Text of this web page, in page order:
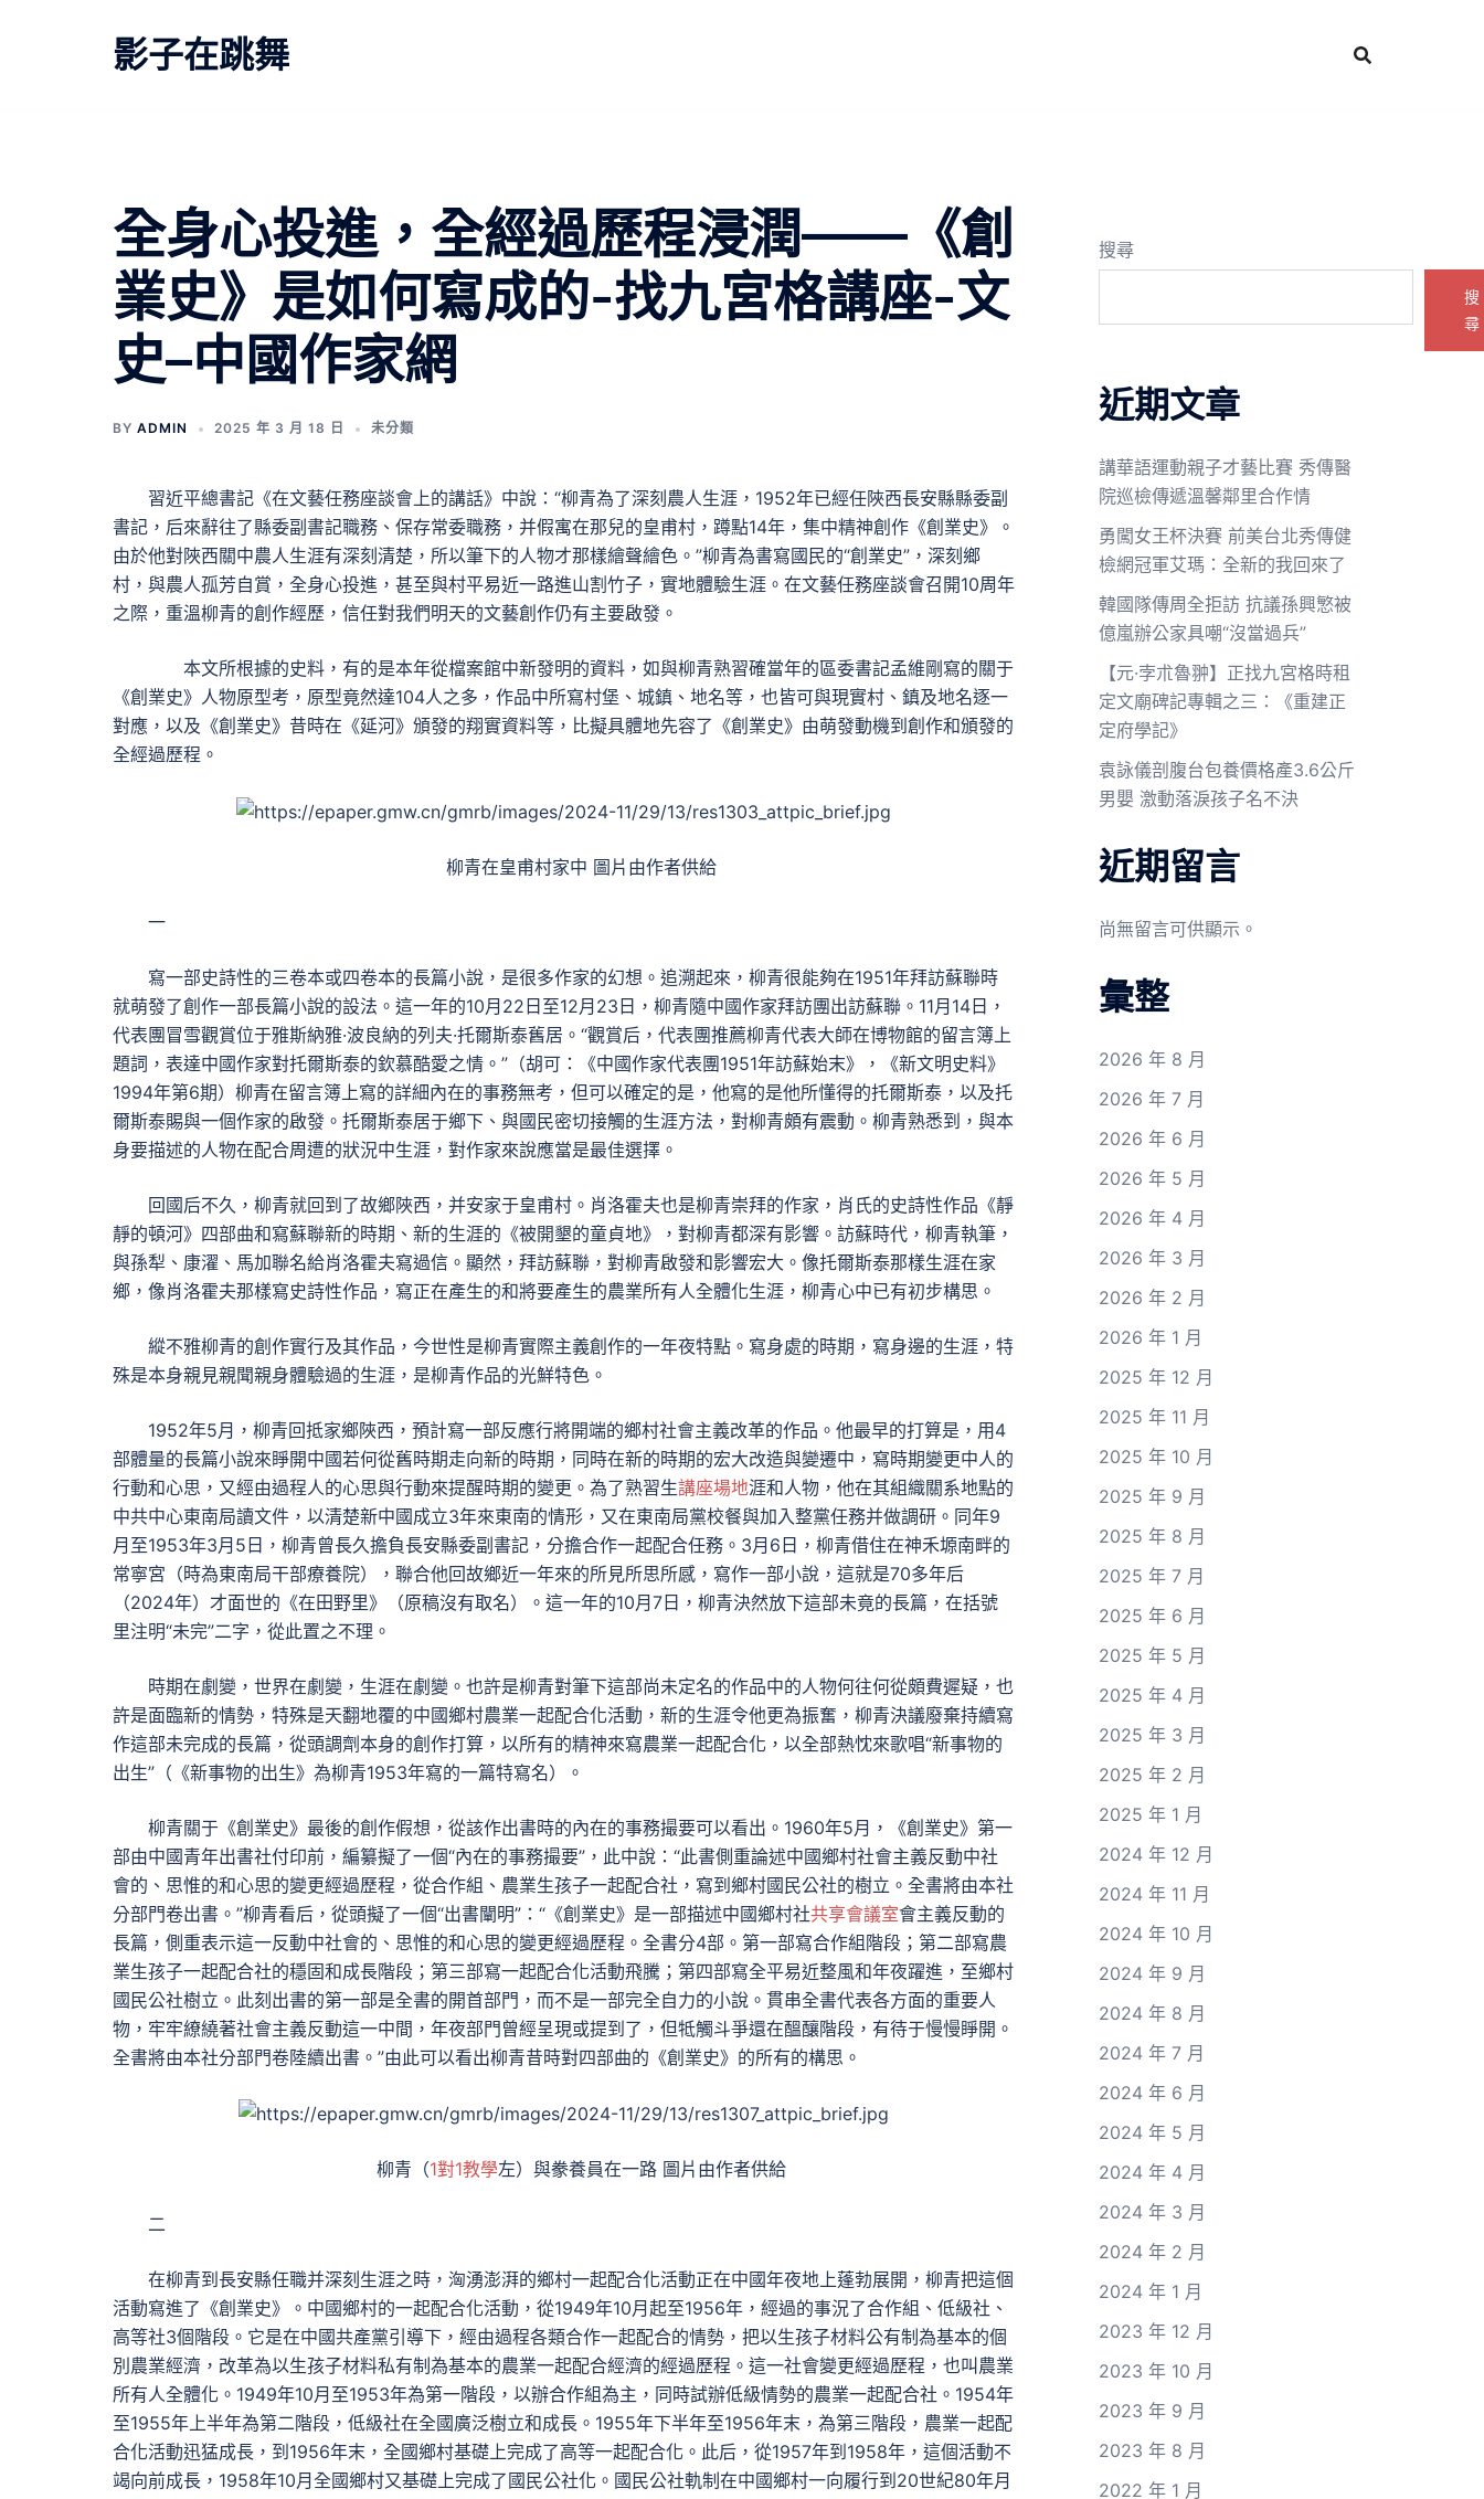
影子在跳舞
全身心投進，全經過歷程浸潤——《創
業史》是如何寫成的-找九宮格講座-文
史–中國作家網
BY ADMIN 2025 年 3 月 18 日 未分類
習近平總書記《在文藝任務座談會上的講話》中說：“柳青為了深刻農人生涯，1952年已經任陜西長安縣縣委副
書記，后來辭往了縣委副書記職務、保存常委職務，并假寓在那兒的皇甫村，蹲點14年，集中精神創作《創業史》。
由於他對陜西關中農人生涯有深刻清楚，所以筆下的人物才那樣繪聲繪色。”柳青為書寫國民的“創業史”，深刻鄉
村，與農人孤芳自賞，全身心投進，甚至與村平易近一路進山割竹子，實地體驗生涯。在文藝任務座談會召開10周年
之際，重溫柳青的創作經歷，信任對我們明天的文藝創作仍有主要啟發。
本文所根據的史料，有的是本年從檔案館中新發明的資料，如與柳青熟習確當年的區委書記孟維剛寫的關于
《創業史》人物原型考，原型竟然達104人之多，作品中所寫村堡、城鎮、地名等，也皆可與現實村、鎮及地名逐一
對應，以及《創業史》昔時在《延河》頒發的翔實資料等，比擬具體地先容了《創業史》由萌發動機到創作和頒發的
全經過歷程。
柳青在皇甫村家中 圖片由作者供給
一
寫一部史詩性的三卷本或四卷本的長篇小說，是很多作家的幻想。追溯起來，柳青很能夠在1951年拜訪蘇聯時
就萌發了創作一部長篇小說的設法。這一年的10月22日至12月23日，柳青隨中國作家拜訪團出訪蘇聯。11月14日，
代表團冒雪觀賞位于雅斯納雅·波良納的列夫·托爾斯泰舊居。“觀賞后，代表團推薦柳青代表大師在博物館的留言簿上
題詞，表達中國作家對托爾斯泰的欽慕酷愛之情。”（胡可：《中國作家代表團1951年訪蘇始末》，《新文明史料》
1994年第6期）柳青在留言簿上寫的詳細內在的事務無考，但可以確定的是，他寫的是他所懂得的托爾斯泰，以及托
爾斯泰賜與一個作家的啟發。托爾斯泰居于鄉下、與國民密切接觸的生涯方法，對柳青頗有震動。柳青熟悉到，與本
身要描述的人物在配合周遭的狀況中生涯，對作家來說應當是最佳選擇。
回國后不久，柳青就回到了故鄉陜西，并安家于皇甫村。肖洛霍夫也是柳青崇拜的作家，肖氏的史詩性作品《靜
靜的頓河》四部曲和寫蘇聯新的時期、新的生涯的《被開墾的童貞地》，對柳青都深有影響。訪蘇時代，柳青執筆，
與孫犁、康濯、馬加聯名給肖洛霍夫寫過信。顯然，拜訪蘇聯，對柳青啟發和影響宏大。像托爾斯泰那樣生涯在家
鄉，像肖洛霍夫那樣寫史詩性作品，寫正在產生的和將要產生的農業所有人全體化生涯，柳青心中已有初步構思。
縱不雅柳青的創作實行及其作品，今世性是柳青實際主義創作的一年夜特點。寫身處的時期，寫身邊的生涯，特
殊是本身親見親聞親身體驗過的生涯，是柳青作品的光鮮特色。
1952年5月，柳青回抵家鄉陜西，預計寫一部反應行將開端的鄉村社會主義改革的作品。他最早的打算是，用4
部體量的長篇小說來睜開中國若何從舊時期走向新的時期，同時在新的時期的宏大改造與變遷中，寫時期變更中人的
行動和心思，又經由過程人的心思與行動來提醒時期的變更。為了熟習生講座場地涯和人物，他在其組織關系地點的
中共中心東南局讀文件，以清楚新中國成立3年來東南的情形，又在東南局黨校餐與加入整黨任務并做調研。同年9
月至1953年3月5日，柳青曾長久擔負長安縣委副書記，分擔合作一起配合任務。3月6日，柳青借住在神禾塬南畔的
常寧宮（時為東南局干部療養院），聯合他回故鄉近一年來的所見所思所感，寫作一部小說，這就是70多年后
（2024年）才面世的《在田野里》（原稿沒有取名）。這一年的10月7日，柳青決然放下這部未竟的長篇，在括號
里注明“未完”二字，從此置之不理。
時期在劇變，世界在劇變，生涯在劇變。也許是柳青對筆下這部尚未定名的作品中的人物何往何從頗費遲疑，也
許是面臨新的情勢，特殊是天翻地覆的中國鄉村農業一起配合化活動，新的生涯令他更為振奮，柳青決議廢棄持續寫
作這部未完成的長篇，從頭調劑本身的創作打算，以所有的精神來寫農業一起配合化，以全部熱忱來歌唱“新事物的
出生”（《新事物的出生》為柳青1953年寫的一篇特寫名）。
柳青關于《創業史》最後的創作假想，從該作出書時的內在的事務撮要可以看出。1960年5月，《創業史》第一
部由中國青年出書社付印前，編纂擬了一個“內在的事務撮要”，此中說：“此書側重論述中國鄉村社會主義反動中社
會的、思惟的和心思的變更經過歷程，從合作組、農業生孩子一起配合社，寫到鄉村國民公社的樹立。全書將由本社
分部門卷出書。”柳青看后，從頭擬了一個“出書闡明”：“《創業史》是一部描述中國鄉村社共享會議室會主義反動的
長篇，側重表示這一反動中社會的、思惟的和心思的變更經過歷程。全書分4部。第一部寫合作組階段；第二部寫農
業生孩子一起配合社的穩固和成長階段；第三部寫一起配合化活動飛騰；第四部寫全平易近整風和年夜躍進，至鄉村
國民公社樹立。此刻出書的第一部是全書的開首部門，而不是一部完全自力的小說。貫串全書代表各方面的重要人
物，牢牢繚繞著社會主義反動這一中間，年夜部門曾經呈現或提到了，但牴觸斗爭還在醞釀階段，有待于慢慢睜開。
全書將由本社分部門卷陸續出書。”由此可以看出柳青昔時對四部曲的《創業史》的所有的構思。
柳青（1對1教學左）與豢養員在一路 圖片由作者供給
二
在柳青到長安縣任職并深刻生涯之時，洶湧澎湃的鄉村一起配合化活動正在中國年夜地上蓬勃展開，柳青把這個
活動寫進了《創業史》。中國鄉村的一起配合化活動，從1949年10月起至1956年，經過的事況了合作組、低級社、
高等社3個階段。它是在中國共產黨引導下，經由過程各類合作一起配合的情勢，把以生孩子材料公有制為基本的個
別農業經濟，改革為以生孩子材料私有制為基本的農業一起配合經濟的經過歷程。這一社會變更經過歷程，也叫農業
所有人全體化。1949年10月至1953年為第一階段，以辦合作組為主，同時試辦低級情勢的農業一起配合社。1954年
至1955年上半年為第二階段，低級社在全國廣泛樹立和成長。1955年下半年至1956年末，為第三階段，農業一起配
合化活動迅猛成長，到1956年末，全國鄉村基礎上完成了高等一起配合化。此后，從1957年到1958年，這個活動不
竭向前成長，1958年10月全國鄉村又基礎上完成了國民公社化。國民公社軌制在中國鄉村一向履行到20世紀80年月
搜尋
搜
尋
近期文章
講華語運動親子才藝比賽 秀傳醫
院巡檢傳遞溫馨鄰里合作情
勇闖女王杯決賽 前美台北秀傳健
檢網冠軍艾瑪：全新的我回來了
韓國隊傳周全拒訪 抗議孫興慜被
億嵐辦公家具嘲“沒當過兵”
【元·孛朮魯翀】正找九宮格時租
定文廟碑記專輯之三：《重建正
定府學記》
袁詠儀剖腹台包養價格產3.6公斤
男嬰 激動落淚孩子名不決
近期留言
尚無留言可供顯示。
彙整
2026 年 8 月
2026 年 7 月
2026 年 6 月
2026 年 5 月
2026 年 4 月
2026 年 3 月
2026 年 2 月
2026 年 1 月
2025 年 12 月
2025 年 11 月
2025 年 10 月
2025 年 9 月
2025 年 8 月
2025 年 7 月
2025 年 6 月
2025 年 5 月
2025 年 4 月
2025 年 3 月
2025 年 2 月
2025 年 1 月
2024 年 12 月
2024 年 11 月
2024 年 10 月
2024 年 9 月
2024 年 8 月
2024 年 7 月
2024 年 6 月
2024 年 5 月
2024 年 4 月
2024 年 3 月
2024 年 2 月
2024 年 1 月
2023 年 12 月
2023 年 10 月
2023 年 9 月
2023 年 8 月
2022 年 1 月